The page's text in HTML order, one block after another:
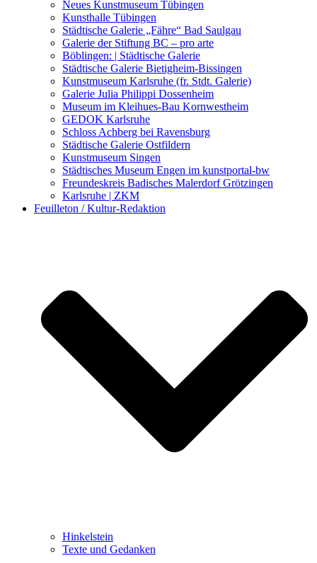
Kunstwettbewerbe, Ausschreibungen für Künstler
Neues Kunstmuseum Tübingen
Kunsthalle Tübingen
Städtische Galerie „Fähre“ Bad Saulgau
Galerie der Stiftung BC – pro arte
Böblingen: | Städtische Galerie
Städtische Galerie Bietigheim-Bissingen
Kunstmuseum Karlsruhe (fr. Stdt. Galerie)
Galerie Julia Philippi Dossenheim
Museum im Kleihues-Bau Kornwestheim
GEDOK Karlsruhe
Schloss Achberg bei Ravensburg
Städtische Galerie Ostfildern
Kunstmuseum Singen
Städtisches Museum Engen im kunstportal-bw
Freundeskreis Badisches Malerdorf Grötzingen
Karlsruhe | ZKM
Feuilleton / Kultur-Redaktion
Hinkelstein
Texte und Gedanken